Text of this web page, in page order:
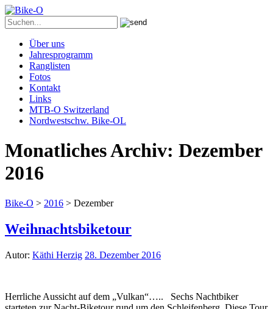
Über uns
Jahresprogramm
Ranglisten
Fotos
Kontakt
Links
MTB-O Switzerland
Nordwestschw. Bike-OL
Monatliches Archiv: Dezember
2016
Bike-O > 2016 > Dezember
Weihnachtsbiketour
Autor: Käthi Herzig 28. Dezember 2016
Herrliche Aussicht auf dem „Vulkan“….. Sechs Nachtbiker